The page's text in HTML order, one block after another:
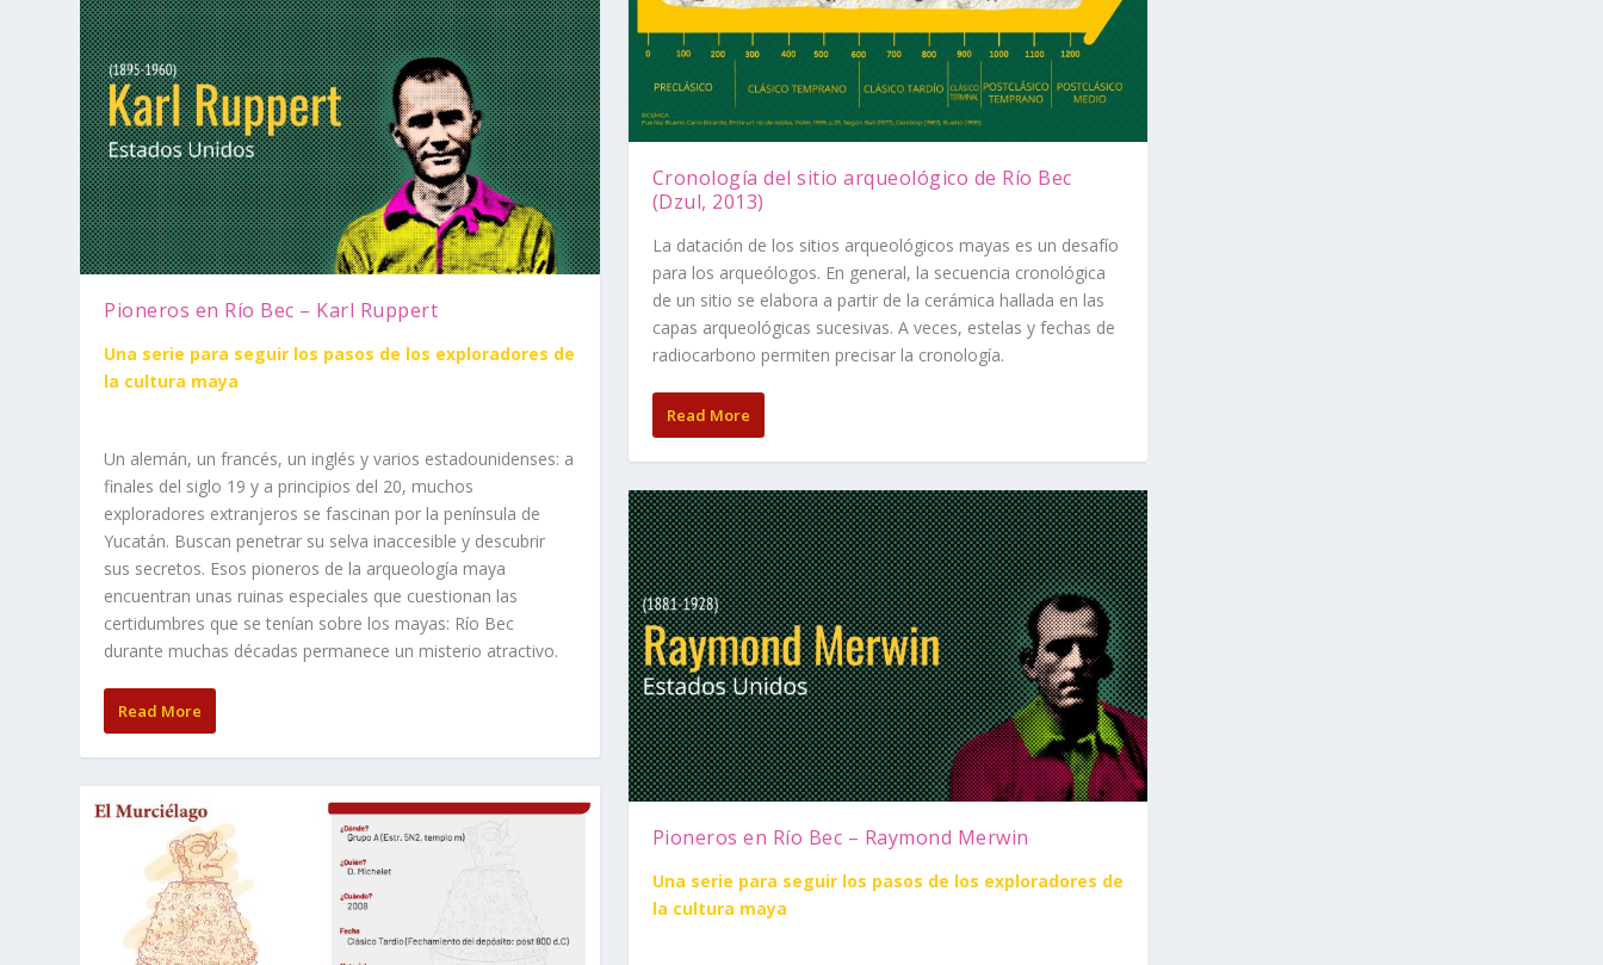
Pioneros en Río Bec – Karl Ruppert
Una serie para seguir los pasos de los exploradores de
la cultura maya
Un alemán, un francés, un inglés y varios estadounidenses: a
finales del siglo 19 y a principios del 20, muchos
exploradores extranjeros se fascinan por la península de
Yucatán. Buscan penetrar su selva inaccesible y descubrir
sus secretos. Esos pioneros de la arqueología maya
encuentran unas ruinas especiales que cuestionan las
certidumbres que se tenían sobre los mayas: Río Bec
durante muchas décadas permanece un misterio atractivo.
Read More
Cronología del sitio arqueológico de Río Bec
(Dzul, 2013)
La datación de los sitios arqueológicos mayas es un desafío
para los arqueólogos. En general, la secuencia cronológica
de un sitio se elabora a partir de la cerámica hallada en las
capas arqueológicas sucesivas. A veces, estelas y fechas de
radiocarbono permiten precisar la cronología.
Read More
Pioneros en Río Bec – Raymond Merwin
Una serie para seguir los pasos de los exploradores de
la cultura maya